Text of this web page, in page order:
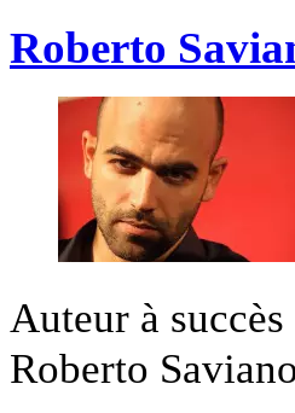
Roberto
Auteur à
Roberto